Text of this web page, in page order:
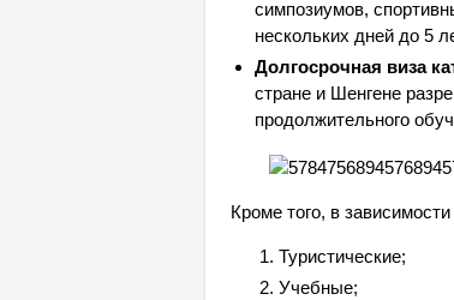
симпозиумов,
нескольких дней до 5
Долгосрочная виза
стране и Шенгене
продолжительного
Кроме того, в
Туристические;
Учебные;